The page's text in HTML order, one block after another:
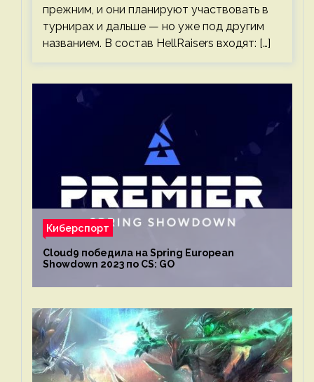
прежним, и они планируют участвовать в
турнирах и дальше — но уже под другим
названием. В состав HellRaisers входят: […]
Киберспорт
Cloud9 победила на Spring European
Showdown 2023 по CS: GO